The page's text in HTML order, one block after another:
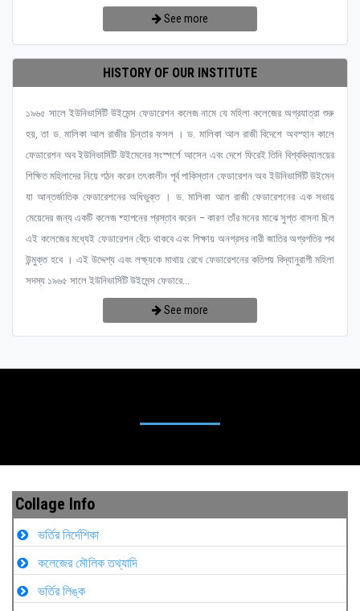
See more
HISTORY OF OUR INSTITUTE
১৯৬৫ সালে ইউনিভার্সিটি উইমেন্স ফেডারেশন কলেজ নামে যে মহিলা কলেজের অগ্রযাত্রা শুরু
হয়, তা ড. মালিকা আল রাজীর চিন্তার ফসল । ড. মালিকা আল রাজী বিদেশে অবস্হান কালে
ফেডারেশন অব ইউনিভার্সিটি উইমেনের সংস্পর্শে আসেন এবং দেশে ফিরেই তিনি বিশ্ববিদ্যালয়ের
শিক্ষিত মহিলাদের নিয়ে গঠন করেন তৎকালীন পূর্ব পাকিস্তান ফেডারেশন অব ইউনিভার্সিটি উইমেন
যা আন্তর্জাতিক ফেডারেশনের অধিভুক্ত । ড. মালিকা আল রাজী ফেডারেশনের এক সভায়
মেয়েদের জন্য একটি কলেজ ষ্হাপনের প্রস্তাব করেন – কারণ তাঁর মনের মাঝে সুপ্ত বাসনা ছিল
এই কলেজের মধ্যেই ফেডারেশন বেঁচে থাকবে এবং শিক্ষায় অনগ্রসর নারী জাতির অগ্রগতির পথ
উন্মুক্ত হবে । এই উদ্দেশ্য এবং লক্ষ্যকে মাথায় রেখে ফেডারেশনের কতিপয় বিদ্যানুরাগী মহিলা
সদস্য ১৯৬৫ সালে ইউনিভার্সিটি উইমেন্স ফেডারে...
See more
Collage Info
ভর্তির নির্দেশিকা
কলেজের মৌলিক তথ্যাদি
ভর্তির লিঙ্ক